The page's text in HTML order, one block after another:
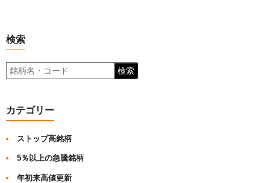
検索
検索
カテゴリー
ストップ高銘柄
5％以上の急騰銘柄
年初来高値更新